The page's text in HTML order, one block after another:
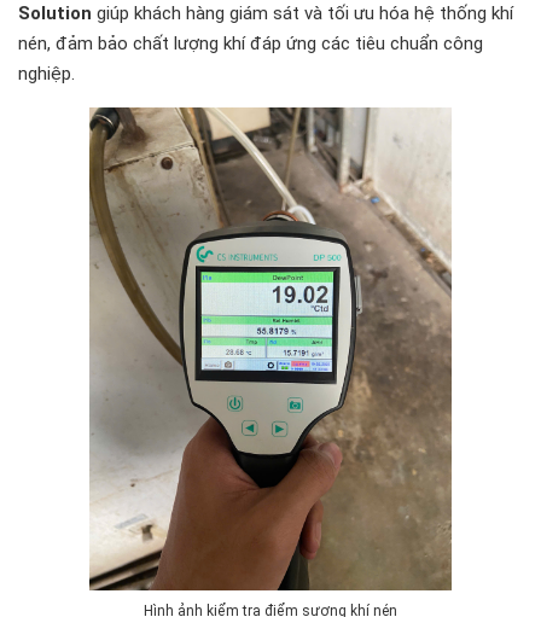
Solution giúp khách hàng giám sát và tối ưu hóa hệ thống khí
nén, đảm bảo chất lượng khí đáp ứng các tiêu chuẩn công
nghiệp.
Hình ảnh kiểm tra điểm sương khí nén